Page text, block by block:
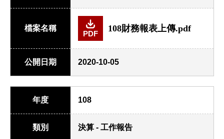
檔案名稱
PDF
108財務報表上傳.pdf
公開日期 2020-10-05
年度 108
類別 決算 - 工作報告